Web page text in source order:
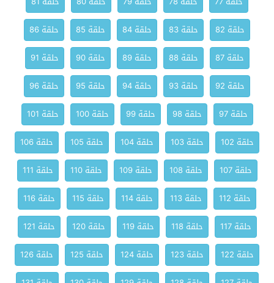
حلقة 82
حلقة 83 حلقة 84 حلقة 85
حلقة 86
حلقة 87
حلقة 88 حلقة 89 حلقة 90
حلقة 91
حلقة 92
حلقة 93 حلقة 94 حلقة 95
حلقة 96
حلقة 97
حلقة 98 حلقة 99 حلقة 100
حلقة 101
حلقة 102
حلقة 103 حلقة 104 حلقة 105
حلقة 106
حلقة 107
حلقة 108 حلقة 109 حلقة 110
حلقة 111
حلقة 112
حلقة 113 حلقة 114 حلقة 115
حلقة 116
حلقة 117
حلقة 118 حلقة 119 حلقة 120
حلقة 121
حلقة 122
حلقة 123 حلقة 124 حلقة 125
حلقة 126